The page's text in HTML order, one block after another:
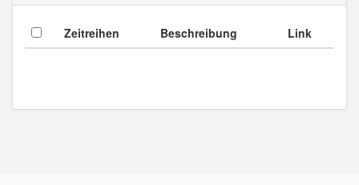
Zeitreihen Beschreibung Link